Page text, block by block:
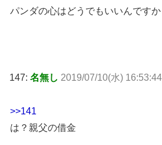
パンダの心はどうでもいいんですか
147: 名無し 2019/07/10(水)
>>141
は？親父の借金